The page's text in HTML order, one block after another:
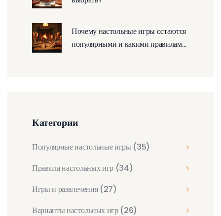
Почему настольные игры остаются
популярными и какими правилами
Категории
Популярные настольные игры (35)
Правила настольных игр (34)
Игры и развлечения (27)
Варианты настольных игр (26)